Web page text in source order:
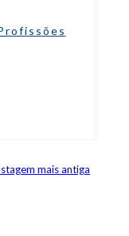
mais antiga